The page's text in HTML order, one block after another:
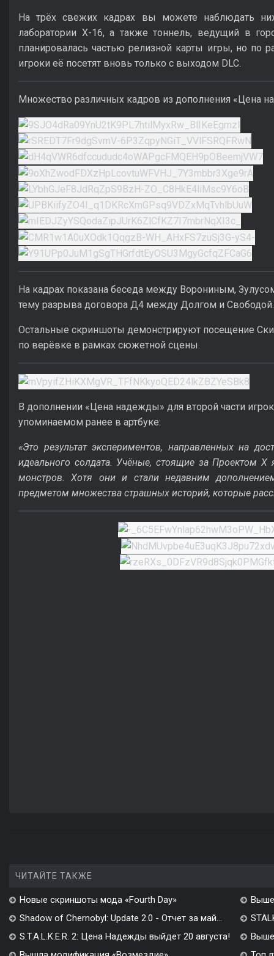
На трёх свежих кадрах вы можете наблюдать
лаборатории Х-16, а также тоннель, ведущий в
планировалась частью релизной карты игры, но по
игроки её посетят вновь только с выходом DLC.
Множество различных кадров из дополнения «Цена
На кадрах показана беседа между Ворониным,
тему разрыва договора Д4 между Долгом и Свободой.
Остальные скриншоты демонстрируют посещение
по верёвке в рамках сюжетной сцены.
В дополнении «Цена надежды» для второй части
упоминаемом ранее в артбуке:
«Это результат экспериментов, направленных на
идеального солдата. Учёные, стоящие за Проектом
монстров. Хотя они и стали недавним
предметом множества страшных историй, которые
ЧИТАЙТЕ ТАКЖЕ
Новые скриншоты мода «Fourth Day»
Shadow of Chernobyl: Update 2.0 - Отчет за май...
S.T.A.L.K.E.R. 2: Цена Надежды выйдет 20 августа!